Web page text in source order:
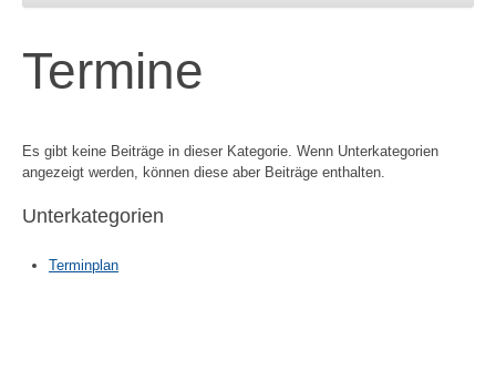
Termine
Es gibt keine Beiträge in dieser Kategorie. Wenn Unterkategorien
angezeigt werden, können diese aber Beiträge enthalten.
Unterkategorien
Terminplan